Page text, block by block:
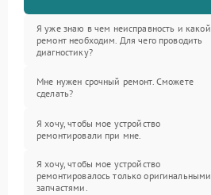
Я уже знаю в чем неисправность и какой
ремонт необходим. Для чего проводить
диагностику?
Мне нужен срочный ремонт. Сможете
сделать?
Я хочу, чтобы мое устройство
ремонтировали при мне.
Я хочу, чтобы мое устройство
ремонтировалось только оригинальными
запчастями.